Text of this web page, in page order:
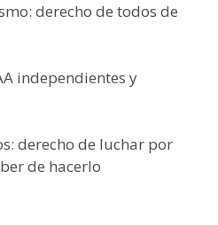
derecho de todos de
independientes y
derecho de luchar por
de hacerlo